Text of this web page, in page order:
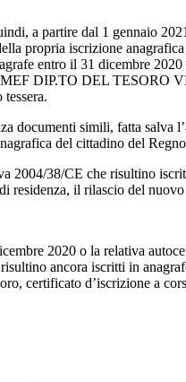
a partire dal 1 gennaio
propria iscrizione
entro il 31 dicembre
DIP.TO DEL
documenti simili, fatta
del cittadino del
2004/38/CE che risultino
residenza, il rilascio del
2020 o la relativa
ancora iscritti in
certificato d’iscrizione a